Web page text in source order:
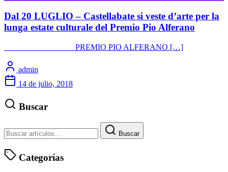
Dal 20 LUGLIO – Castellabate si veste d’arte per la
lunga estate culturale del Premio Pio Alferano
PREMIO PIO ALFERANO […]
admin
14 de julio, 2018
Buscar
Buscar
Categorías